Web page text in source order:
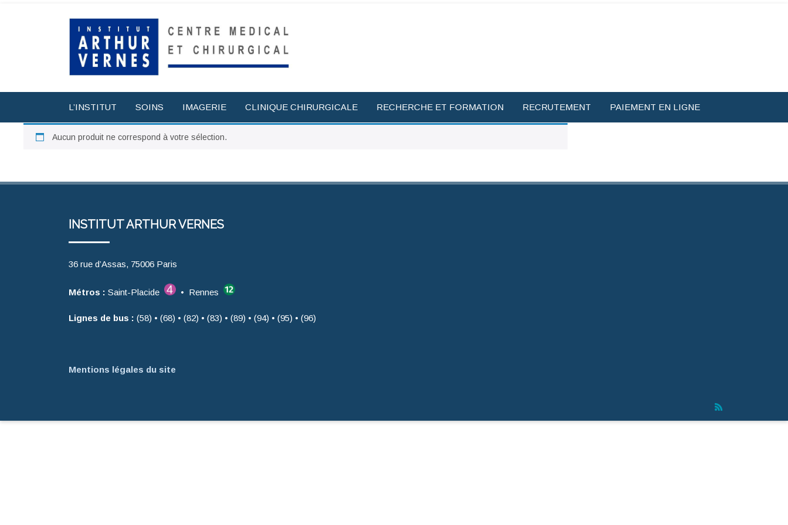
L’INSTITUT SOINS IMAGERIE CLINIQUE CHIRURGICALE RECHERCHE ET FORMATION RECRUTEMENT PAIEMENT EN LIGNE
Aucun produit ne correspond à votre sélection.
INSTITUT ARTHUR VERNES
36 rue d’Assas, 75006 Paris
Métros : Saint-Placide • Rennes
Lignes de bus : (58) • (68) • (82) • (83) • (89) • (94) • (95) • (96)
Mentions légales du site